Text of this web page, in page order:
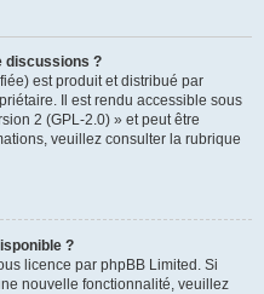
discussions ?
est produit et distribué par
Il est rendu accessible sous
2 (GPL-2.0) » et peut être
veuillez consulter la rubrique
?
licence par phpBB Limited. Si
nouvelle fonctionnalité, veuillez